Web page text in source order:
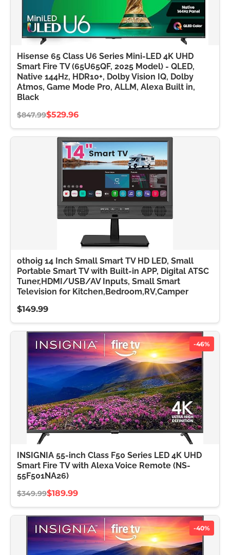
Hisense 65 Class U6 Series Mini-LED 4K UHD
Smart Fire TV (65U65QF, 2025 Model) - QLED,
Native 144Hz, HDR10+, Dolby Vision IQ, Dolby
Atmos, Game Mode Pro, ALLM, Alexa Built in,
Black
$847.99$529.96
othoig 14 Inch Small Smart TV HD LED, Small
Portable Smart TV with Built-in APP, Digital ATSC
Tuner,HDMI/USB/AV Inputs, Small Smart
Television for Kitchen,Bedroom,RV,Camper
$149.99
-46%
INSIGNIA 55-inch Class F50 Series LED 4K UHD
Smart Fire TV with Alexa Voice Remote (NS-
55F501NA26)
$349.99$189.99
-40%